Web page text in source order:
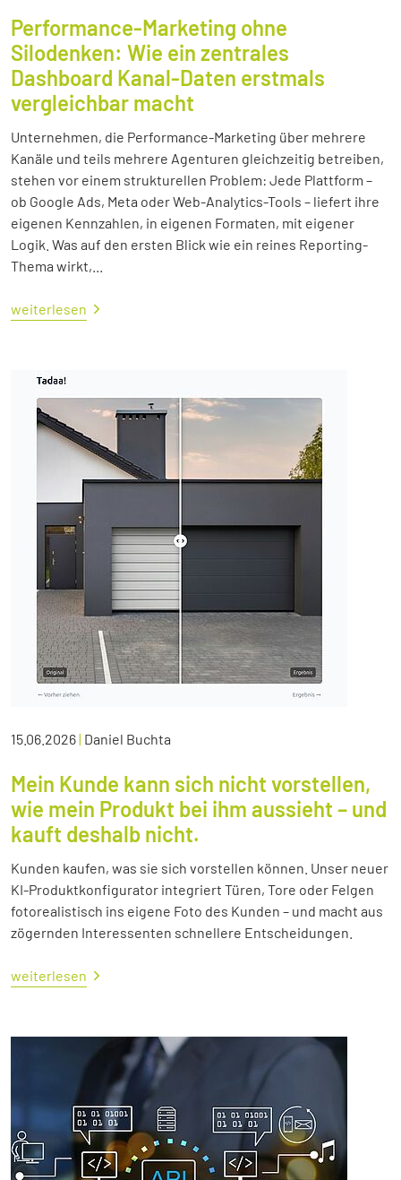
Performance-Marketing ohne
Silodenken: Wie ein zentrales
Dashboard Kanal-Daten erstmals
vergleichbar macht
Unternehmen, die Performance-Marketing über mehrere
Kanäle und teils mehrere Agenturen gleichzeitig betreiben,
stehen vor einem strukturellen Problem: Jede Plattform –
ob Google Ads, Meta oder Web-Analytics-Tools – liefert ihre
eigenen Kennzahlen, in eigenen Formaten, mit eigener
Logik. Was auf den ersten Blick wie ein reines Reporting-
Thema wirkt,...
weiterlesen
15.06.2026| Daniel Buchta
Mein Kunde kann sich nicht vorstellen,
wie mein Produkt bei ihm aussieht – und
kauft deshalb nicht.
Kunden kaufen, was sie sich vorstellen können. Unser neuer
KI-Produktkonfigurator integriert Türen, Tore oder Felgen
fotorealistisch ins eigene Foto des Kunden – und macht aus
zögernden Interessenten schnellere Entscheidungen.
weiterlesen